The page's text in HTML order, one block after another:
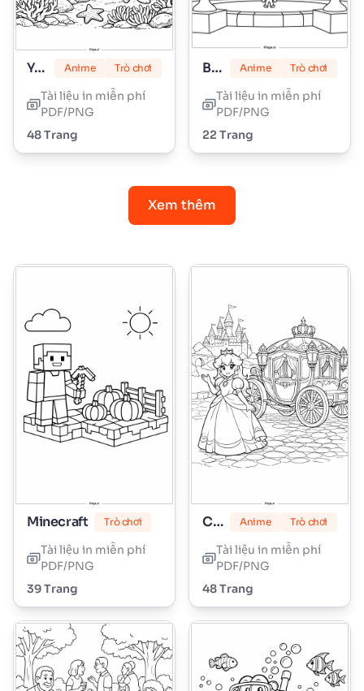
Yoshi Anime Trò chơi
Tài liệu in miễn phí
PDF/PNG
48 Trang
Bowser Anime Trò chơi
Tài liệu in miễn phí
PDF/PNG
22 Trang
Xem thêm
Minecraft Trò chơi
Tài liệu in miễn phí
PDF/PNG
39 Trang
Công chúa Peach Anime Trò chơi
Tài liệu in miễn phí
PDF/PNG
48 Trang